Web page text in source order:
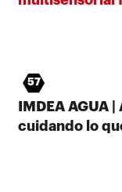
57
IMDEA AGUA
cuidando lo